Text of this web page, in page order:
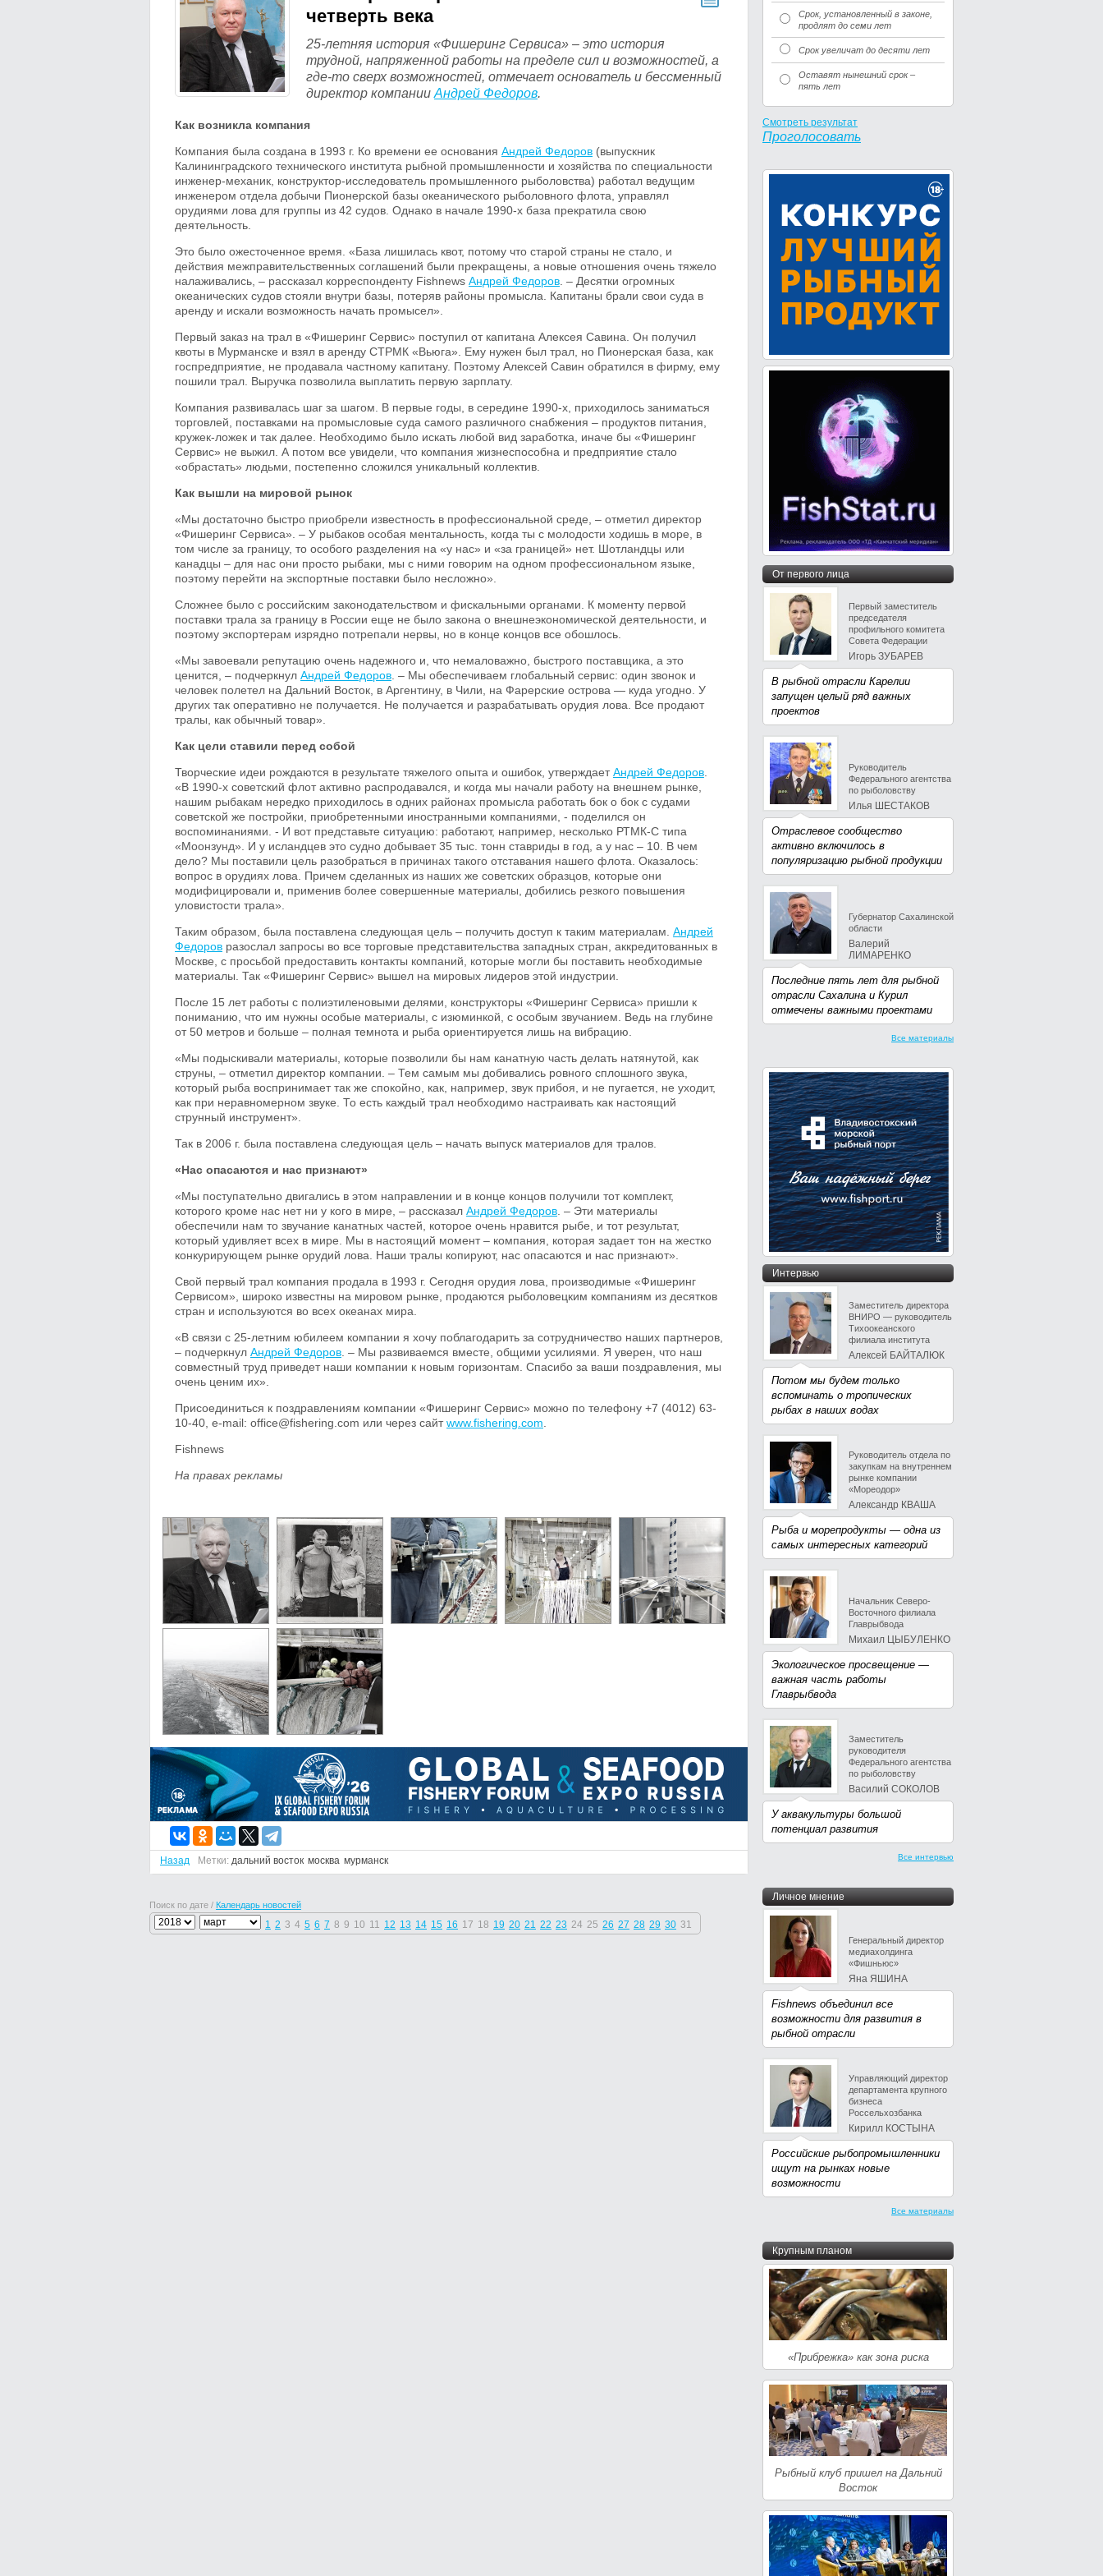
четверть века
25-летняя история «Фишеринг Сервиса» – это история
трудной, напряженной работы на пределе сил и возможностей, а
где-то сверх возможностей, отмечает основатель и бессменный
директор компании Андрей Федоров.
Как возникла компания
Компания была создана в 1993 г. Ко времени ее основания Андрей Федоров (выпускник
Калининградского технического института рыбной промышленности и хозяйства по специальности
инженер-механик, конструктор-исследователь промышленного рыболовства) работал ведущим
инженером отдела добычи Пионерской базы океанического рыболовного флота, управлял
орудиями лова для группы из 42 судов. Однако в начале 1990-х база прекратила свою
деятельность.
Это было ожесточенное время. «База лишилась квот, потому что старой страны не стало, и
действия межправительственных соглашений были прекращены, а новые отношения очень тяжело
налаживались, – рассказал корреспонденту Fishnews Андрей Федоров . – Десятки огромных
океанических судов стояли внутри базы, потеряв районы промысла. Капитаны брали свои суда в
аренду и искали возможность начать промысел».
Первый заказ на трал в «Фишеринг Сервис» поступил от капитана Алексея Савина. Он получил
квоты в Мурманске и взял в аренду СТРМК «Вьюга». Ему нужен был трал, но Пионерская база, как
госпредприятие, не продавала частному капитану. Поэтому Алексей Савин обратился в фирму, ему
пошили трал. Выручка позволила выплатить первую зарплату.
Компания развивалась шаг за шагом. В первые годы, в середине 1990-х, приходилось заниматься
торговлей, поставками на промысловые суда самого различного снабжения – продуктов питания,
кружек-ложек и так далее. Необходимо было искать любой вид заработка, иначе бы «Фишеринг
Сервис» не выжил. А потом все увидели, что компания жизнеспособна и предприятие стало
«обрастать» людьми, постепенно сложился уникальный коллектив.
Как вышли на мировой рынок
«Мы достаточно быстро приобрели известность в профессиональной среде, – отметил директор
«Фишеринг Сервиса». – У рыбаков особая ментальность, когда ты с молодости ходишь в море, в
том числе за границу, то особого разделения на «у нас» и «за границей» нет. Шотландцы или
канадцы – для нас они просто рыбаки, мы с ними говорим на одном профессиональном языке,
поэтому перейти на экспортные поставки было несложно».
Сложнее было с российским законодательством и фискальными органами. К моменту первой
поставки трала за границу в России еще не было закона о внешнеэкономической деятельности, и
поэтому экспортерам изрядно потрепали нервы, но в конце концов все обошлось.
«Мы завоевали репутацию очень надежного и, что немаловажно, быстрого поставщика, а это
ценится, – подчеркнул Андрей Федоров . – Мы обеспечиваем глобальный сервис: один звонок и
человек полетел на Дальний Восток, в Аргентину, в Чили, на Фарерские острова — куда угодно. У
других так оперативно не получается. Не получается и разрабатывать орудия лова. Все продают
тралы, как обычный товар».
Как цели ставили перед собой
Творческие идеи рождаются в результате тяжелого опыта и ошибок, утверждаетАндрей Федоров
«В 1990-х советский флот активно распродавался, и когда мы начали работу на внешнем рынке,
нашим рыбакам нередко приходилось в одних районах промысла работать бок о бок с судами
советской же постройки, приобретенными иностранными компаниями, - поделился он
воспоминаниями. - И вот представьте ситуацию: работают, например, несколько РТМК-С типа
«Моонзунд». И у исландцев это судно добывает 35 тыс. тонн ставриды в год, а у нас – 10. В чем
дело? Мы поставили цель разобраться в причинах такого отставания нашего флота. Оказалось:
вопрос в орудиях лова. Причем сделанных из наших же советских образцов, которые они
модифицировали и, применив более совершенные материалы, добились резкого повышения
уловистости трала».
Таким образом, была поставлена следующая цель – получить доступ к таким материалам. Андрей
Федоров разослал запросы во все торговые представительства западных стран, аккредитованных в
Москве, с просьбой предоставить контакты компаний, которые могли бы поставить необходимые
материалы. Так «Фишеринг Сервис» вышел на мировых лидеров этой индустрии.
После 15 лет работы с полиэтиленовыми делями, конструкторы «Фишеринг Сервиса» пришли к
пониманию, что им нужны особые материалы, с изюминкой, с особым звучанием. Ведь на глубине
от 50 метров и больше – полная темнота и рыба ориентируется лишь на вибрацию.
«Мы подыскивали материалы, которые позволили бы нам канатную часть делать натянутой, как
струны, – отметил директор компании. – Тем самым мы добивались ровного сплошного звука,
который рыба воспринимает так же спокойно, как, например, звук прибоя, и не пугается, не уходит,
как при неравномерном звуке. То есть каждый трал необходимо настраивать как настоящий
струнный инструмент».
Так в 2006 г. была поставлена следующая цель – начать выпуск материалов для тралов.
«Нас опасаются и нас признают»
«Мы поступательно двигались в этом направлении и в конце концов получили тот комплект,
которого кроме нас нет ни у кого в мире, – рассказал Андрей Федоров . – Эти материалы
обеспечили нам то звучание канатных частей, которое очень нравится рыбе, и тот результат,
который удивляет всех в мире. Мы в настоящий момент – компания, которая задает тон на жестко
конкурирующем рынке орудий лова. Наши тралы копируют, нас опасаются и нас признают».
Свой первый трал компания продала в 1993 г. Сегодня орудия лова, производимые «Фишеринг
Сервисом», широко известны на мировом рынке, продаются рыболовецким компаниям из десятков
стран и используются во всех океанах мира.
«В связи с 25-летним юбилеем компании я хочу поблагодарить за сотрудничество наших партнеров,
– подчеркнул Андрей Федоров . – Мы развиваемся вместе, общими усилиями. Я уверен, что наш
совместный труд приведет наши компании к новым горизонтам. Спасибо за ваши поздравления, мы
очень ценим их».
Присоединиться к поздравлениям компании «Фишеринг Сервис» можно по телефону +7 (4012) 63-
10-40, e-mail: office@fishering.com или через сайтwww.fishering.com
Fishnews
На правах рекламы
Назад Метки: дальний восток москва мурманск
Поиск по дате / Календарь новостей
1 2 3 4 5 6 7 8 9 10 11 12 13 14 15 16 17 18 19 20 21 22 23 24 25 26 27 28 29 30 31
Срок, установленный в законе,
продлят до семи лет
Срок увеличат до десяти лет
Оставят нынешний срок –
пять лет
Смотреть результат
Проголосовать
От первого лица
Первый заместитель
председателя
профильного комитета
Совета Федерации
Игорь ЗУБАРЕВ
В рыбной отрасли Карелии
запущен целый ряд важных
проектов
Руководитель
Федерального агентства
по рыболовству
Илья ШЕСТАКОВ
Отраслевое сообщество
активно включилось в
популяризацию рыбной продукции
Губернатор Сахалинской
области
Валерий
ЛИМАРЕНКО
Последние пять лет для рыбной
отрасли Сахалина и Курил
отмечены важными проектами
Все материалы
Интервью
Заместитель директора
ВНИРО — руководитель
Тихоокеанского
филиала института
Алексей БАЙТАЛЮК
Потом мы будем только
вспоминать о тропических
рыбах в наших водах
Руководитель отдела по
закупкам на внутреннем
рынке компании
«Мореодор»
Александр КВАША
Рыба и морепродукты — одна из
самых интересных категорий
Начальник Северо-
Восточного филиала
Главрыбвода
Михаил ЦЫБУЛЕНКО
Экологическое просвещение —
важная часть работы
Главрыбвода
Заместитель
руководителя
Федерального агентства
по рыболовству
Василий СОКОЛОВ
У аквакультуры большой
потенциал развития
Все интервью
Личное мнение
Генеральный директор
медиахолдинга
«Фишньюс»
Яна ЯШИНА
Fishnews объединил все
возможности для развития в
рыбной отрасли
Управляющий директор
департамента крупного
бизнеса
Россельхозбанка
Кирилл КОСТЫНА
Российские рыбопромышленники
ищут на рынках новые
возможности
Все материалы
Крупным планом
«Прибрежка» как зона риска
Рыбный клуб пришел на Дальний
Восток